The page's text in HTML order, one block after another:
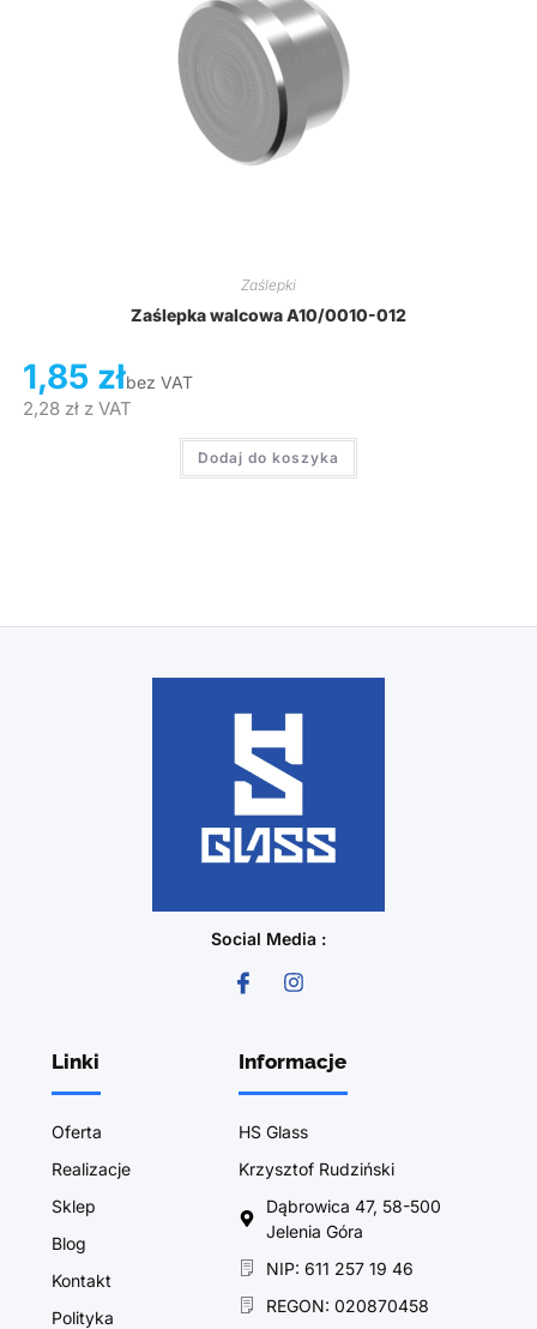
Zaślepki
Zaślepka walcowa A10/0010-012
1,85 złbez VAT
2,28 złz VAT
Dodaj do koszyka
Social Media :
Linki
Oferta
Realizacje
Sklep
Blog
Kontakt
Polityka
Informacje
HS Glass
Krzysztof Rudziński
Dąbrowica 47, 58-500
Jelenia Góra
NIP: 611 257 19 46
REGON: 020870458